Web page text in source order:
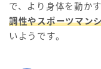
で、より身体を動か
調性やスポーツマン
いようです。